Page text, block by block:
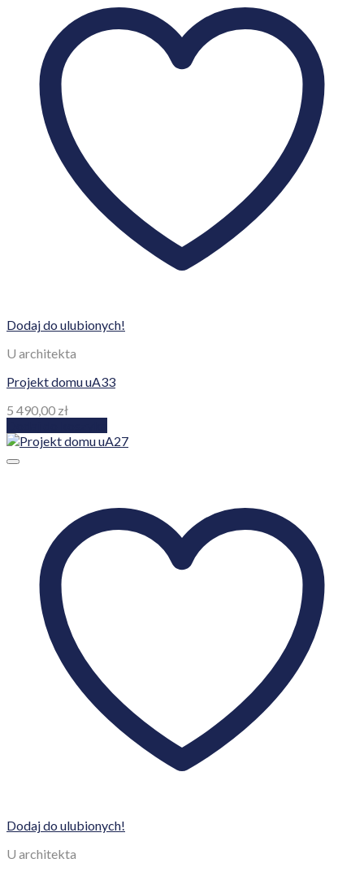
Dodaj do ulubionych!
U architekta
Projekt domu uA33
5 490,00 zł
Dodaj do ulubionych!
U architekta